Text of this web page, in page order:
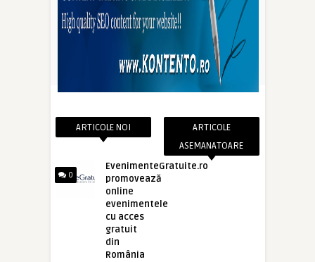
ARTICOLE NOI
0
EvenimenteGratuite.ro
promovează
online
evenimentele
cu acces
gratuit
din
România
ARTICOLE
ASEMANATOARE